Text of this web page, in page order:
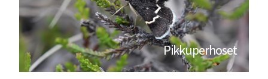
Pikkuperhoset